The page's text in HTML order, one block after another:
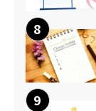
8
9